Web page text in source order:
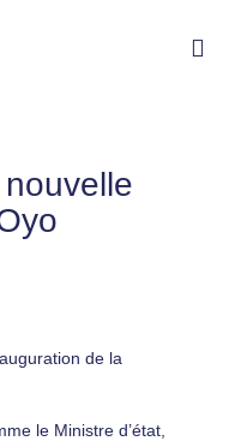
de la
le Ministre d’état,